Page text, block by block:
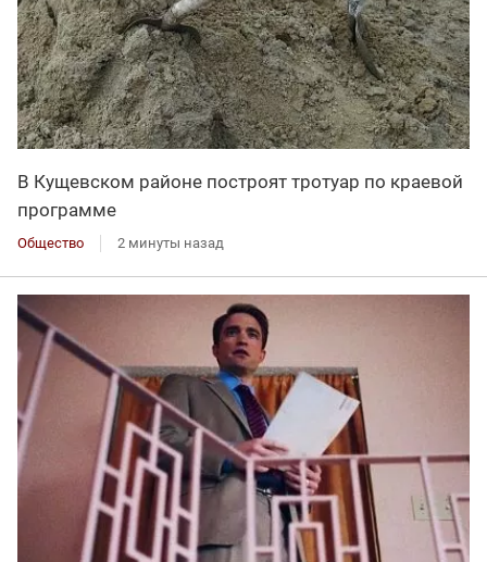
В Кущевском районе построят тротуар по краевой
программе
Общество 2 минуты назад